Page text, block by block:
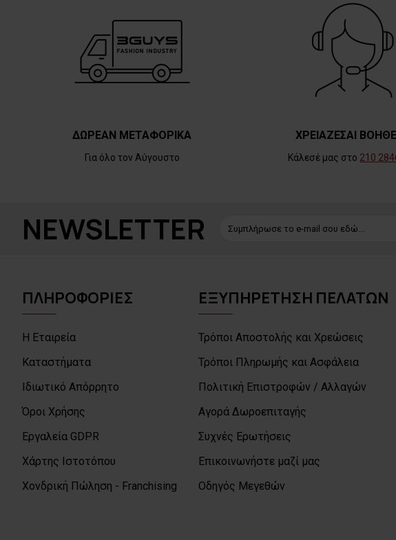
ΔΩΡΕΑΝ ΜΕΤΑΦΟΡΙΚΑ
Για όλο τον Αύγουστο
ΧΡΕΙΑΖΕΣΑΙ
Κάλεσέ μας στο 210
NEWSLETTER
ΠΛΗΡΟΦΟΡΙΕΣ
Η Εταιρεία
Καταστήματα
Ιδιωτικό Απόρρητο
Όροι Χρήσης
Εργαλεία GDPR
Χάρτης Ιστοτόπου
Χονδρική Πώληση - Franchising
ΕΞΥΠΗΡΕΤΗΣΗ ΠΕΛΑΤΩΝ
Τρόποι Αποστολής και Χρεώσεις
Τρόποι Πληρωμής και Ασφάλεια
Πολιτική Επιστροφών / Αλλαγών
Αγορά Δωροεπιταγής
Συχνές Ερωτήσεις
Επικοινωνήστε μαζί μας
Οδηγός Μεγεθών